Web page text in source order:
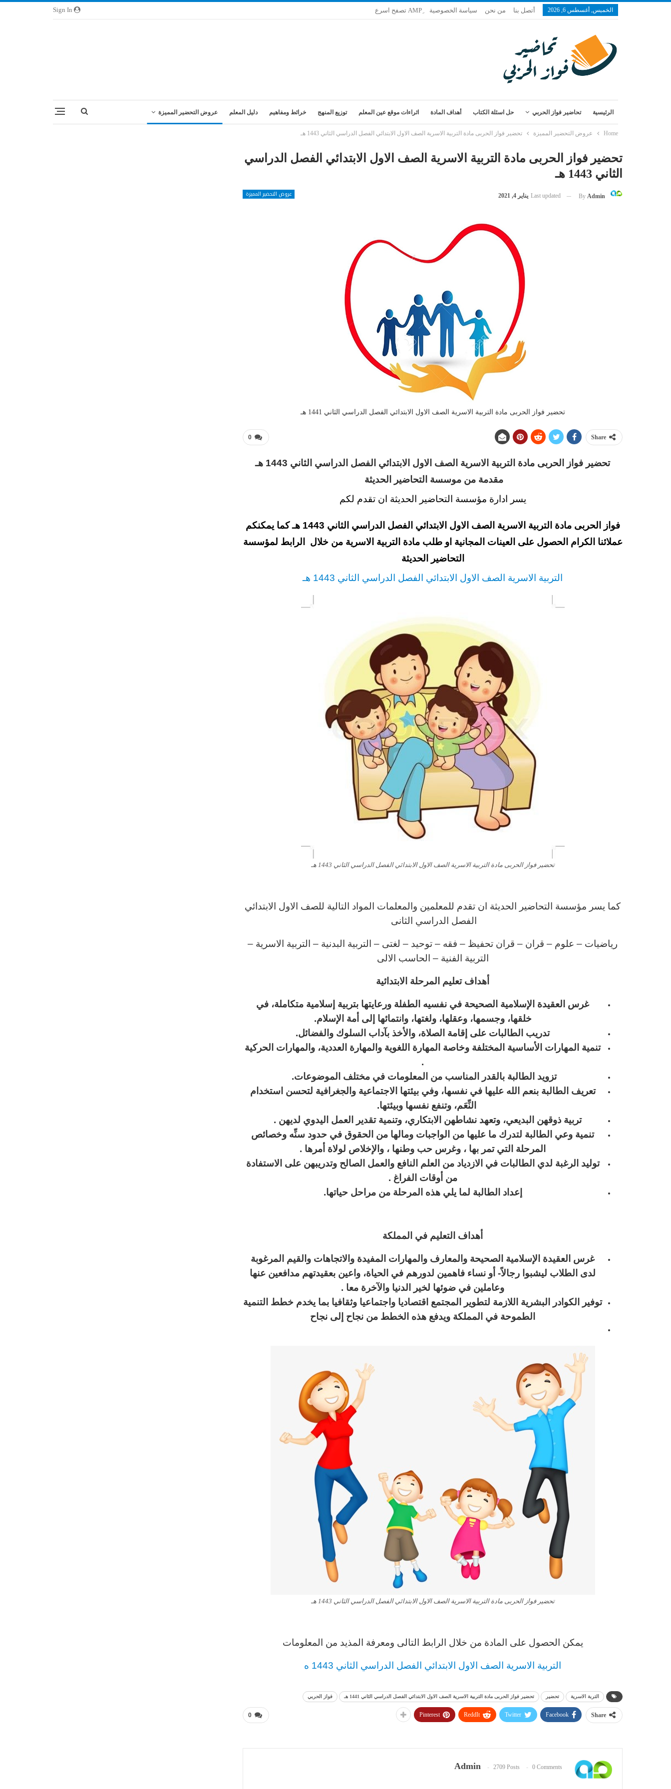
الخميس, أغسطس 6, 2026 أتصل بنا من نحن سياسة الخصوصية
الرئيسية تحاضير فواز الحربي حل اسئلة الكتاب أهداف المادة اثراءات موقع عين المعلم توزيع المنهج خرائط ومفاهيم دليل المعلم عروض التحضير المميزة
Home عروض التحضير المميزة تحضير فواز الحربى مادة التربية الاسرية الصف الاول الابتدائي الفصل الدراسي الثاني 1443 هـ
تحضير فواز الحربى مادة التربية الاسرية الصف الاول الابتدائي الفصل الدراسي
الثاني 1443 هـ
عروض التحضير المميزة By Admin
Last updated يناير 4, 2021
تحضير فواز الحربى مادة التربية الاسرية الصف الاول الابتدائي الفصل الدراسي الثاني 1441 هـ
0 Share
تحضير فواز الحربى مادة التربية الاسرية الصف الاول الابتدائي الفصل الدراسي الثاني 1443 هـ
مقدمة من موسسة التحاضير الحديثة
يسر ادارة مؤسسة التحاضير الحديثة ان تقدم لكم
فواز الحربى مادة التربية الاسرية الصف الاول الابتدائي الفصل الدراسي الثاني 1443 هـ كما يمكنكم
عملائنا الكرام الحصول على العينات المجانية او طلب مادة التربية الاسرية من خلال الرابط لمؤسسة
التحاضير الحديثة
التربية الاسرية الصف الاول الابتدائي الفصل الدراسي الثاني 1443 هـ
تحضير فواز الحربى مادة التربية الاسرية الصف الاول الابتدائي الفصل الدراسي الثاني 1443 هـ
كما يسر مؤسسة التحاضير الحديثة ان تقدم للمعلمين والمعلمات المواد التالية للصف الاول الابتدائي
الفصل الدراسي الثانى
رياضيات – علوم – قران – قران تحفيظ – فقه – توحيد – لغتى – التربية البدنية – التربية الاسرية –
التربية الفنية – الحاسب الالى
أهداف تعليم المرحلة الابتدائية
غرس العقيدة الإسلامية الصحيحة في نفسيه الطفلة ورعايتها بتربية إسلامية متكاملة، في
خلقها، وجسمها، وعقلها، ولغتها، وانتمائها إلى أمة الإسلام.
تدريب الطالبات على إقامة الصلاة، والأخذ بآداب السلوك والفضائل.
تنمية المهارات الأساسية المختلفة وخاصة المهارة اللغوية والمهارة العددية، والمهارات الحركية
.
تزويد الطالبة بالقدر المناسب من المعلومات في مختلف الموضوعات.
تعريف الطالبة بنعم الله عليها في نفسها، وفي بيئتها الاجتماعية والجغرافية لتحسن استخدام
النِّعَم، وتنفع نفسها وبيئتها.
تربية ذوقهن البديعي، وتعهد نشاطهن الابتكاري، وتنمية تقدير العمل اليدوي لديهن .
تنمية وعي الطالبة لتدرك ما عليها من الواجبات ومالها من الحقوق في حدود سنِّه وخصائص
المرحلة التي تمر بها ، وغرس حب وطنها ، والإخلاص لولاة أمرها .
توليد الرغبة لدي الطالبات في الازدياد من العلم النافع والعمل الصالح وتدريبهن على الاستفادة
من أوقات الفراغ .
إعداد الطالبة لما يلي هذه المرحلة من مراحل حياتها.
أهداف التعليم في المملكة
غرس العقيدة الإسلامية الصحيحة والمعارف والمهارات المفيدة والاتجاهات والقيم المرغوبة
لدى الطلاب ليشبوا رجالاً- أو نساء فاهمين لدورهم في الحياة، واعين بعقيدتهم مدافعين عنها
وعاملين في ضوئها لخير
الدنيا والآخرة معا .
توفير الكوادر البشرية اللازمة لتطوير المجتمع اقتصاديا واجتماعيا وثقافيا بما يخدم خطط التنمية
الطموحة في المملكة ويدفع هذه الخطط من نجاح إلى نجاح
تحضير فواز الحربى مادة التربية الاسرية الصف الاول الابتدائي الفصل الدراسي الثاني 1443 هـ
يمكن الحصول على المادة من خلال الرابط التالى ومعرفة المذيد من المعلومات
التربية الاسرية الصف الاول الابتدائي الفصل الدراسي الثاني 1443 ه
التربة الاسرية تحضير تحضير فواز الحربى مادة التربية الاسرية الصف الاول الابتدائي الفصل الدراسي الثاني 1441 هـ فواز الحربي
0 Share
Facebook
Twitter
ReddIt
Pinterest
Admin 2709 Posts 0 Comments